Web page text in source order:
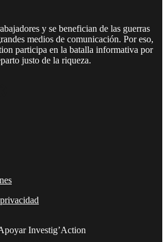
y se benefician de las guerras
medios de comunicación. Por eso,
participa en la batalla informativa por
justo de la riqueza.
Investig’Action